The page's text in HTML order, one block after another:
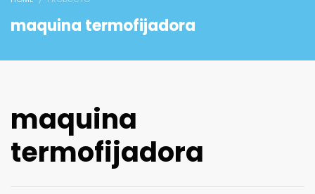
maquina termofijadora
maquina
termofijadora